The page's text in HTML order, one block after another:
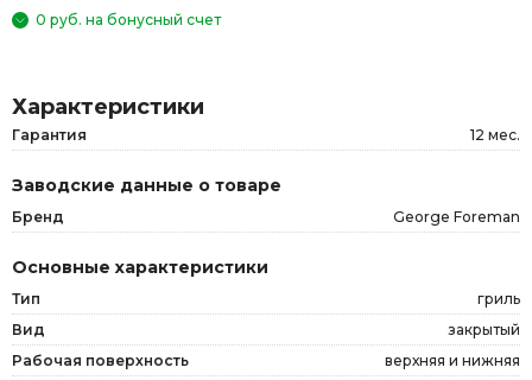
0 руб. на бонусный счет
Характеристики
Гарантия 12 мес.
Заводские данные о товаре
Бренд George Foreman
Основные характеристики
Тип
гриль
Вид
закрытый
Рабочая поверхность
верхняя и нижняя